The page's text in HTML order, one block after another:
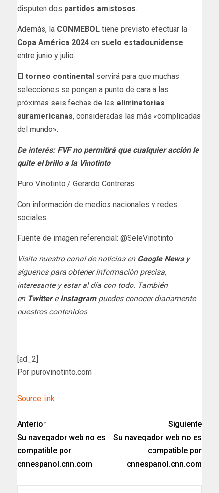
disputen dos partidos amistosos.
Además, la CONMEBOL tiene previsto efectuar la
Copa América 2024 en suelo estadounidense
entre junio y julio.
El torneo continental servirá para que muchas
selecciones se pongan a punto de cara a las
próximas seis fechas de las eliminatorias
suramericanas, consideradas las más «complicadas
del mundo».
De interés: FVF no permitirá que cualquier acción le
quite el brillo a la Vinotinto
Puro Vinotinto / Gerardo Contreras
Con información de medios nacionales y redes
sociales
Fuente de imagen referencial: @SeleVinotinto
Visita nuestro canal de noticias en Google Newsy
síguenos para obtener información precisa,
interesante y estar al día con todo. También
en TwittereInstagrampuedes conocer diariamente
nuestros contenidos
[ad_2]
Por purovinotinto.com
Source link
Anterior
Su navegador web no es
compatible por
cnnespanol.cnn.com
Siguiente
Su navegador web no es
compatible por
cnnespanol.cnn.com